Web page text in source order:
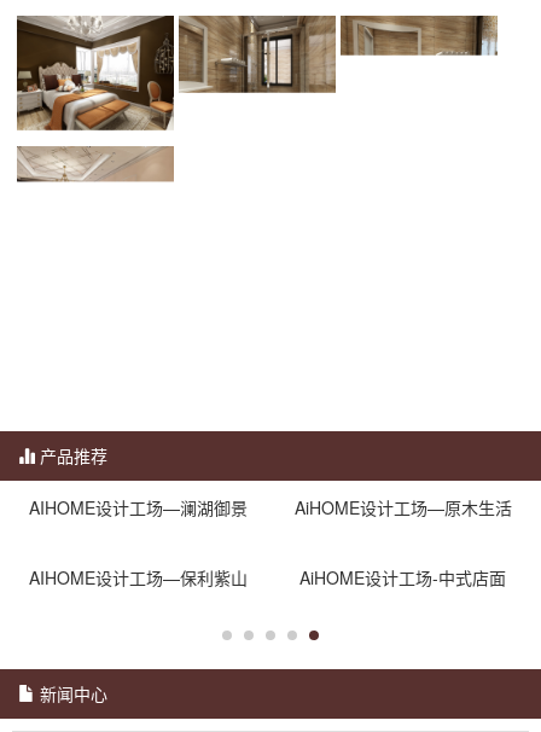
产品推荐
AIHOME设计工场—澜湖御景
AIHOME设计工场—保利紫山
AiHOME设计工场—原木生活
AiHOME设计工场-中式店面
新闻中心